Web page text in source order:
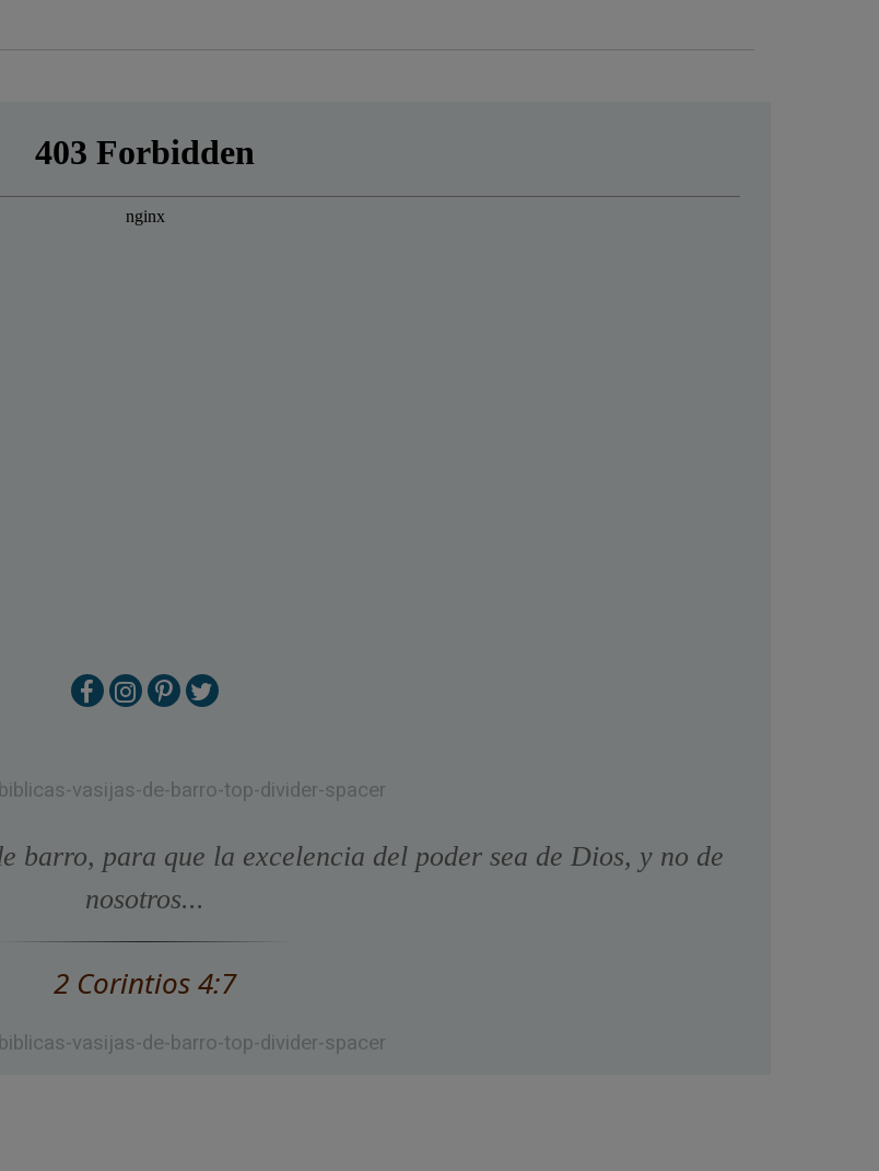
barro, para que la excelencia del poder sea de Dios, y no de
nosotros...
2 Corintios 4:7